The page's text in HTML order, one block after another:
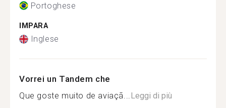
Portoghese
IMPARA
Inglese
Vorrei un Tandem che
Que goste muito de aviaçã...Leggi di più